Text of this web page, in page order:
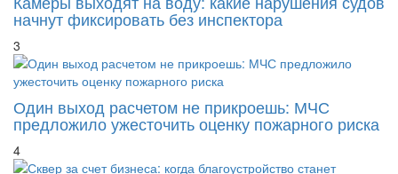
3
Один выход расчетом не прикроешь: МЧС
предложило ужесточить оценку пожарного риска
4